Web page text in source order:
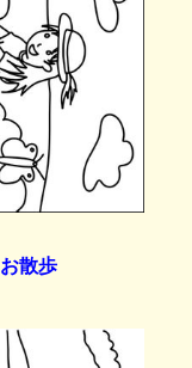
お散歩